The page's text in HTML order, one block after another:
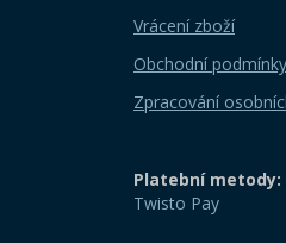
Vrácení zboží
Obchodní podmínky
Zpracování
Platební metody:
Twisto Pay